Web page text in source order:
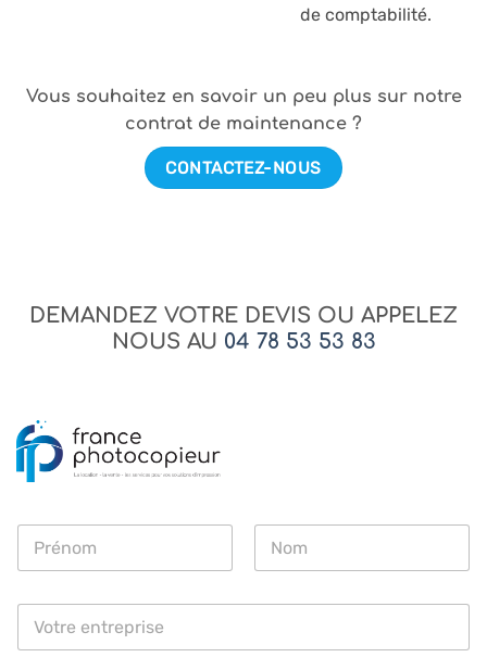
de comptabilité.
Vous souhaitez en savoir un peu plus sur notre
contrat de maintenance ?
CONTACTEZ-NOUS
DEMANDEZ VOTRE DEVIS OU APPELEZ
NOUS AU 04 78 53 53 83
N
m
E
t